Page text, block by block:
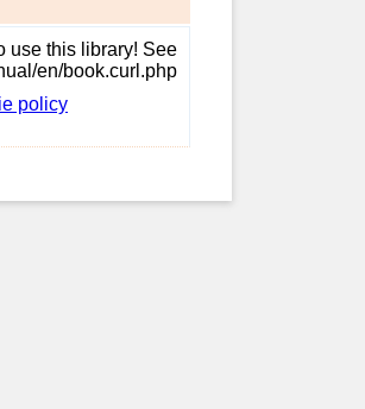
use this library! See
en/book.curl.php
policy